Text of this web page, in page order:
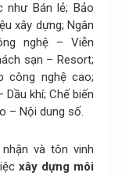
như Bán lẻ; Bảo
xây dựng; Ngân
nghệ – Viễn
sạn – Resort;
công nghệ cao;
khí; Chế biến
– Nội dung số.
nhận và tôn vinh
xây dựng môi